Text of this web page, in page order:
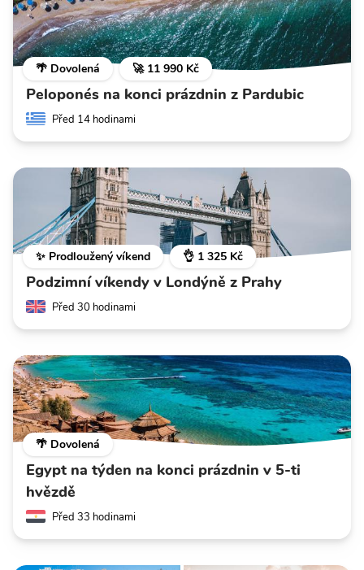
🌴 Dovolená 🚀 11 990 Kč
Peloponés na konci prázdnin z Pardubic
Před 14 hodinami
✨ Prodloužený víkend 👌 1 325 Kč
Podzimní víkendy v Londýně z Prahy
Před 30 hodinami
🌴 Dovolená
Egypt na týden na konci prázdnin v 5-ti
hvězdě
Před 33 hodinami